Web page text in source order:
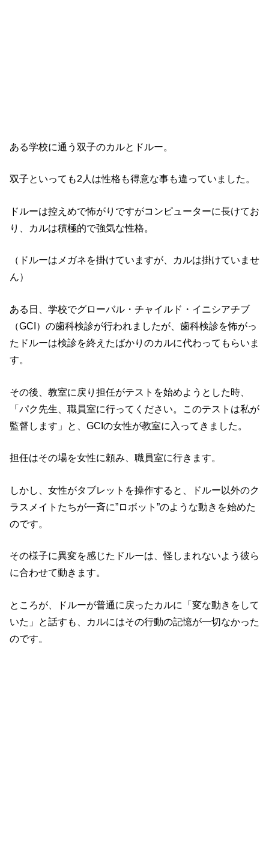
ある学校に通う双子のカルとドルー。
双子といっても2人は性格も得意な事も違っていました。
ドルーは控えめで怖がりですがコンピューターに長けてお
り、カルは積極的で強気な性格。
（ドルーはメガネを掛けていますが、カルは掛けていませ
ん）
ある日、学校でグローバル・チャイルド・イニシアチブ
（GCI）の歯科検診が行われましたが、歯科検診を怖がっ
たドルーは検診を終えたばかりのカルに代わってもらいま
す。
その後、教室に戻り担任がテストを始めようとした時、
「パク先生、職員室に行ってください。このテストは私が
監督します」と、GCIの女性が教室に入ってきました。
担任はその場を女性に頼み、職員室に行きます。
しかし、女性がタブレットを操作すると、ドルー以外のク
ラスメイトたちが一斉に”ロボット ”のような動きを始めた
のです。
その様子に異変を感じたドルーは、怪しまれないよう彼ら
に合わせて動きます。
ところが、ドルーが普通に戻った カルに「変な動きをして
いた」と話すも、カルにはその行動の記憶が一切なかった
のです。